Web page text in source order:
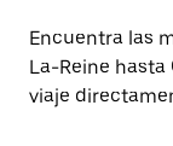
Encuentra las
La-Reine
viaje